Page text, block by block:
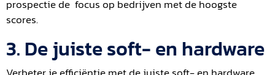
prospectie de focus op bedrijven met de hoogste
scores.
3. De juiste soft- en hardware